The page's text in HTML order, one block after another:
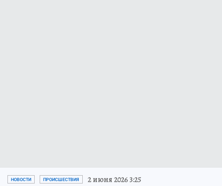
НОВОСТИ ПРОИСШЕСТВИЯ 2 июня 2026 3:25